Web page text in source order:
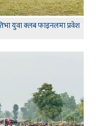
युवा क्लब फाइनलमा प्रवेश